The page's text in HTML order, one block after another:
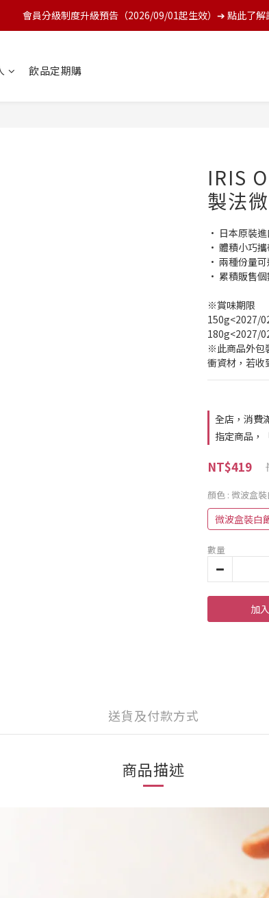
會員分級制度升級預告（2026/09/01起生效）➔ 點此了解
飲品定期購
IRIS
製法
• 日本原裝進
• 體積小巧
• 兩種份量
• 累積販售
※賞味期限
150g<2027/
180g<2027/
※此商品外包
衝資材，若收
全店，消費
指定商品，
NT$419
顏色 : 微波盒
微波盒裝白
數量
加
送貨及付款方式
商品描述